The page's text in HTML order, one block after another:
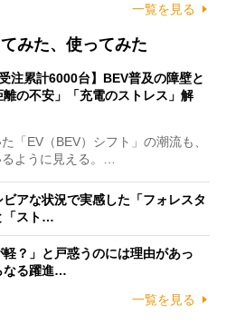
一覧を見る
みた、使ってみた
注累計6000台】BEV普及の障壁と
の不安」「充電のストレス」解
「EV（BEV）シフト」の潮流も、
ように見える。…
ビアな状況で実感した「フォレスタ
「スト…
？」と戸惑うのには理由があっ
なる躍進…
一覧を見る